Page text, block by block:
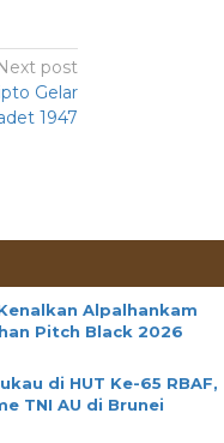
post
Gelar
1947
Alpalhankam
Pitch Black 2026
di HUT Ke-65 RBAF,
TNI AU di Brunei